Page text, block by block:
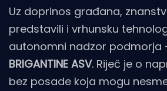
Uz doprinos građana,
predstavili i vrhunsku
autonomni nadzor podmorja
BRIGANTINE ASV. Riječ je o
bez posade koja mogu